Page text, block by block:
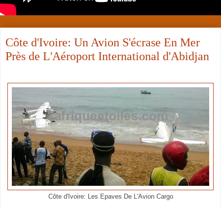
Côte d'Ivoire: Un Avion S'écrase En Mer
Près de L'Aéroport International d'Abidjan
Côte d'Ivoire: Les Epaves De L'Avion Cargo